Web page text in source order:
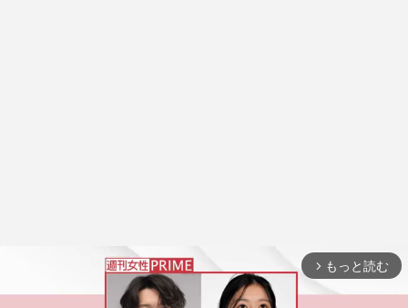
arrow_forward_ios もっと読む